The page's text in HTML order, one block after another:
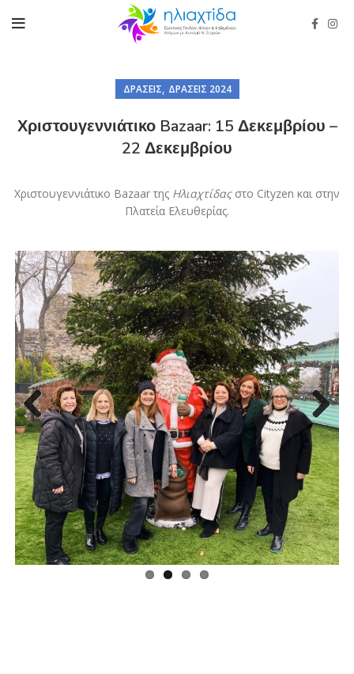
ΔΡΆΣΕΙΣ, ΔΡΆΣΕΙΣ 2024
Χριστουγεννιάτικο Bazaar: 15 Δεκεμβρίου –
22 Δεκεμβρίου
Χριστουγεννιάτικο Bazaar της Ηλιαχτίδαςστο Cityzen και στην
Πλατεία Ελευθερίας.
Previous Next